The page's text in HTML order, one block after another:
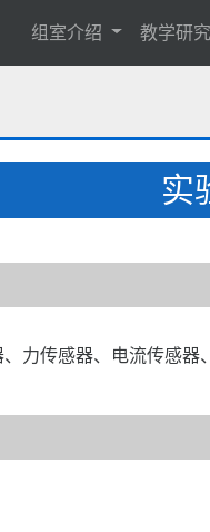
组室介绍 教学研究
实
力传感器、电流传感